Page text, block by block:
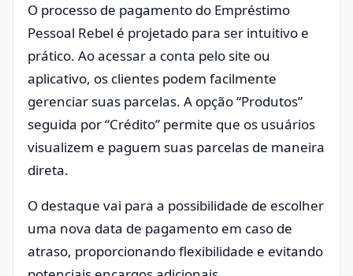
O processo de pagamento do Empréstimo
Pessoal Rebel é projetado para ser intuitivo e
prático. Ao acessar a conta pelo site ou
aplicativo, os clientes podem facilmente
gerenciar suas parcelas. A opção “Produtos”
seguida por “Crédito” permite que os usuários
visualizem e paguem suas parcelas de maneira
direta.
O destaque vai para a possibilidade de escolher
uma nova data de pagamento em caso de
atraso, proporcionando flexibilidade e evitando